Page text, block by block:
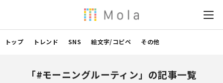
トップ トレンド SNS 絵文字/コピペ その他
「#モーニングルーティン」の記事一覧